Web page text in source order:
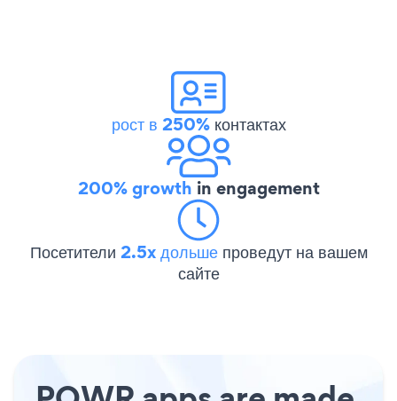
рост в 250%контактах
200% growth in engagement
Посетители 2.5x дольше проведут на вашем
сайте